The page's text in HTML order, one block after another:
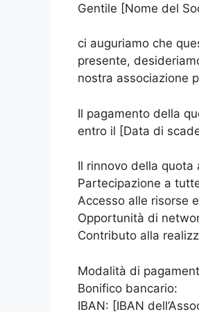
Gentile [Nome del
ci auguriamo che
presente,
nostra associazione
Il pagamento della
entro il [Data di
Il rinnovo della
Partecipazione a
Accesso alle risorse
Opportunità di
Contributo alla
Modalità di
Bonifico bancario:
IBAN: [IBAN